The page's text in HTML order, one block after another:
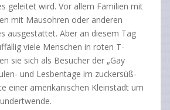
geleitet wird. Vor allem Familien mit
mit Mausohren oder anderen
ausgestattet. Aber an diesem Tag
viele Menschen in roten T-
sie sich als Besucher der „Gay
und Lesbentage im zuckersüß-
einer amerikanischen Kleinstadt um